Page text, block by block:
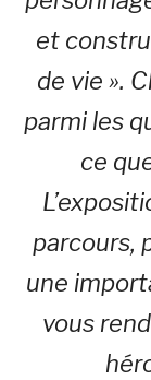
et
de vie ».
parmi les
ce
parcours,
une
vous